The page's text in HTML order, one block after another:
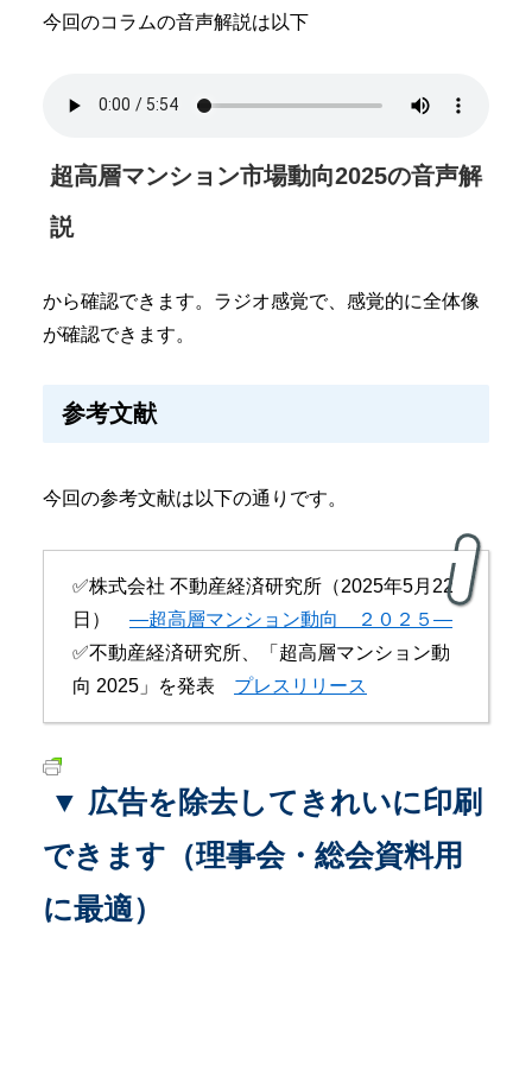
今回のコラムの音声解説は以下
超高層マンション市場動向2025の音声解
説
から確認できます。ラジオ感覚で、感覚的に全体像
が確認できます。
参考文献
今回の参考文献は以下の通りです。
✅株式会社 不動産経済研究所（2025年5月22
日） ―超高層マンション動向 ２０２５―
✅不動産経済研究所、「超高層マンション動
向 2025」を発表 プレスリリース
▼ 広告を除去してきれいに印刷
できます（理事会・総会資料用
に最適）